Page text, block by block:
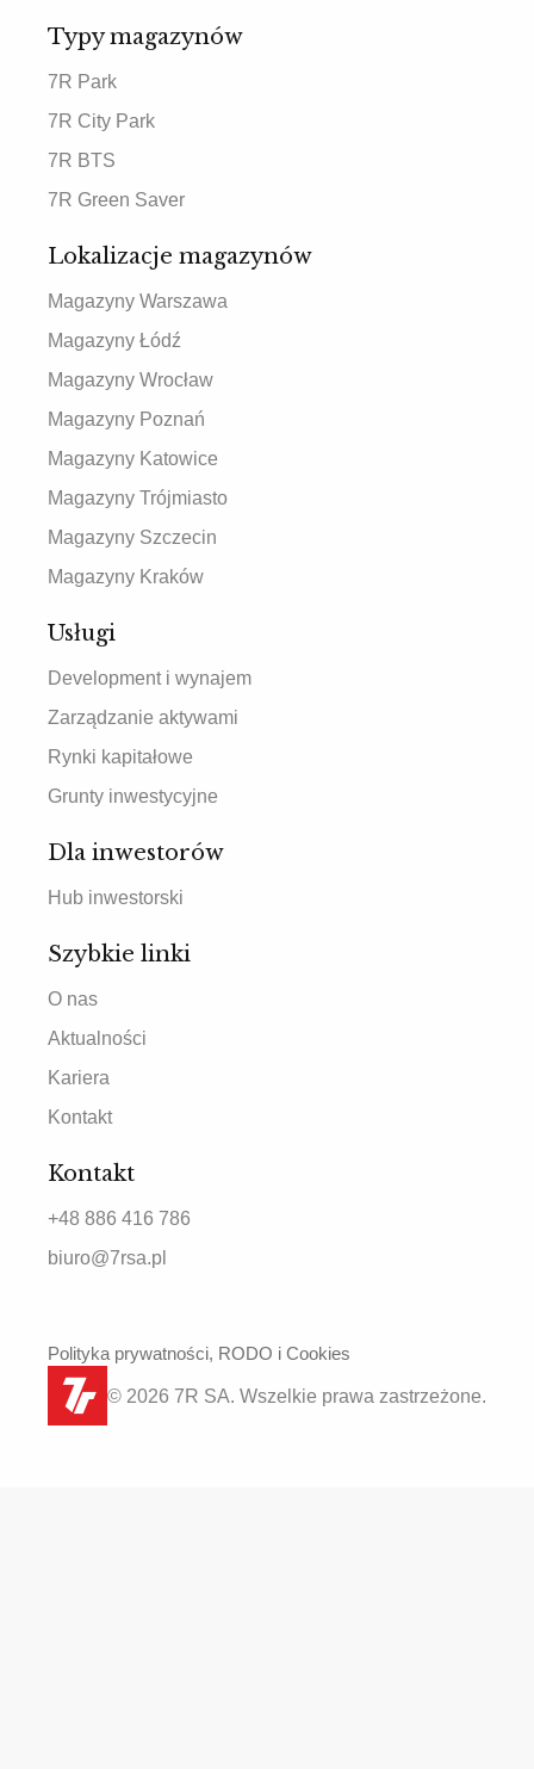
Typy magazynów
7R Park
7R City Park
7R BTS
7R Green Saver
Lokalizacje magazynów
Magazyny Warszawa
Magazyny Łódź
Magazyny Wrocław
Magazyny Poznań
Magazyny Katowice
Magazyny Trójmiasto
Magazyny Szczecin
Magazyny Kraków
Usługi
Development i wynajem
Zarządzanie aktywami
Rynki kapitałowe
Grunty inwestycyjne
Dla inwestorów
Hub inwestorski
Szybkie linki
O nas
Aktualności
Kariera
Kontakt
Kontakt
+48 886 416 786
biuro@7rsa.pl
© 2026 7R SA. Wszelkie prawa zastrzeżone.
Polityka prywatności, RODO i Cookies